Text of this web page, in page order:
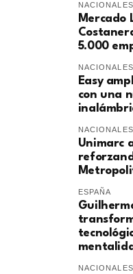
NACIONALES
Mercado
5.000
NACIONALES
Easy
con una
NACIONALES
Unimarc
ESPAÑA
NACIONALES